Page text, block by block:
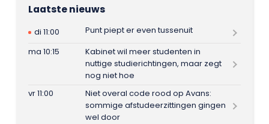
Laatste nieuws
di 11:00
Punt piept er even tussenuit
ma 10:15
Kabinet wil meer studenten in
nuttige studierichtingen, maar zegt
nog niet hoe
vr 11:00
Niet overal code rood op Avans:
sommige afstudeerzittingen gingen
wel door